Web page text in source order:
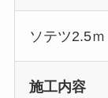
ソテツ2.5ｍ
施工内容